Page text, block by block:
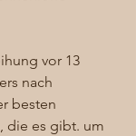
vor 13
nach
besten
die es gibt. um